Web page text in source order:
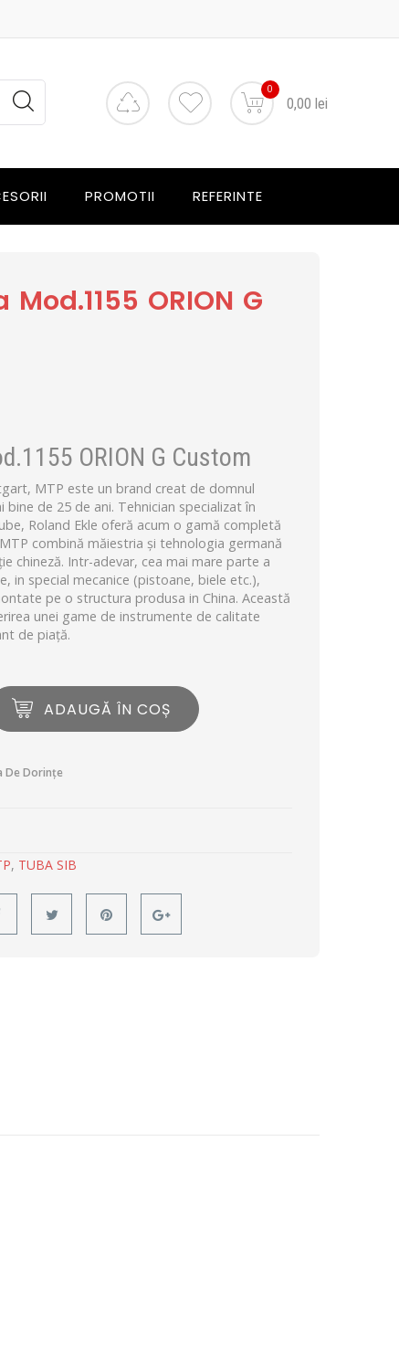
0
0,00 lei
PROMOTII REFERINTE
Mod.1155 ORION G
ORION G Custom
MTP este un brand creat de domnul
bine de 25 de ani. Tehnician specializat în
Roland Ekle oferă acum o gamă completă
combină măiestria și tehnologia germană
chineză. Intr-adevar, cea mai mare parte a
in special mecanice (pistoane, biele etc.),
pe o structura produsa in China. Această
unei game de instrumente de calitate
de piață.
ADAUGĂ ÎN COȘ
De Dorințe
, TUBA SIB